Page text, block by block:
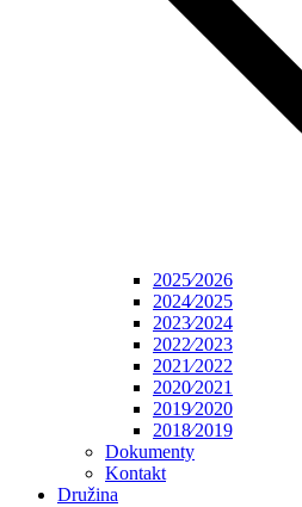
2025⁄2026
2024⁄2025
2023⁄2024
2022⁄2023
2021⁄2022
2020⁄2021
2019⁄2020
2018⁄2019
Dokumenty
Kontakt
Družina